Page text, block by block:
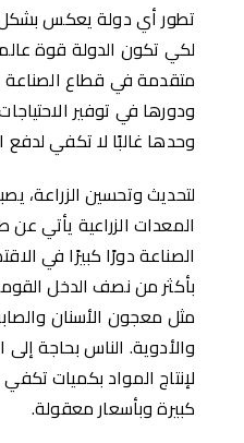
تطور أي دولة يعكس بشكل
لكي تكون الدولة قوة
متقدمة في قطاع الصناعة
ودورها في توفير
وحدها غالبًا لا تكفي لدفع
لتحديث وتحسين الزراعة،
المعدات الزراعية يأتي عن
الصناعة دورًا كبيرًا في
بأكثر من نصف الدخل
مثل معجون الأسنان
والأدوية. الناس بحاجة
لإنتاج المواد بكميات
كبيرة وبأسعار معقولة.